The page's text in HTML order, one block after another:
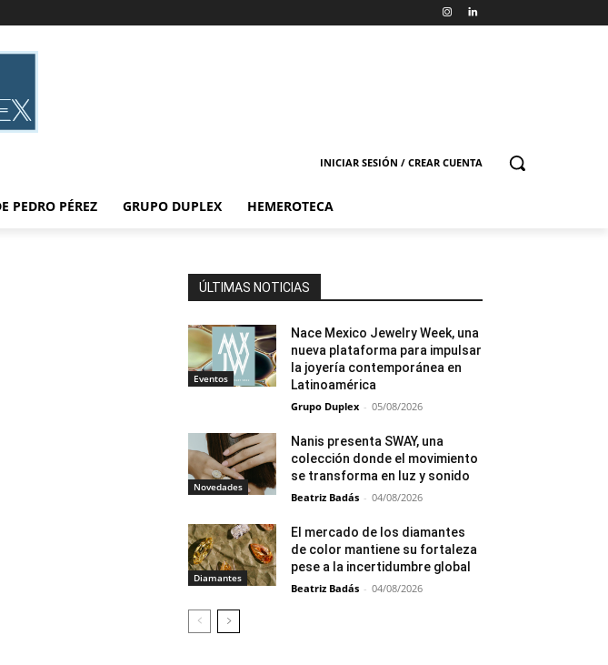
INICIAR SESIÓN / CREAR CUENTA
PEDRO PÉREZ GRUPO DUPLEX HEMEROTECA
ÚLTIMAS NOTICIAS
Eventos
Nace Mexico Jewelry Week, una
nueva plataforma para impulsar
la joyería contemporánea en
Latinoamérica
Grupo Duplex - 05/08/2026
Novedades
Nanis presenta SWAY, una
colección donde el movimiento
se transforma en luz y sonido
Beatriz Badás - 04/08/2026
Diamantes
El mercado de los diamantes
de color mantiene su fortaleza
pese a la incertidumbre global
Beatriz Badás - 04/08/2026